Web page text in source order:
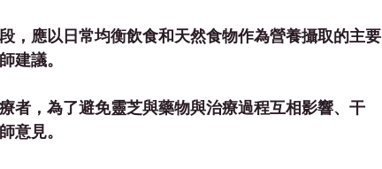
，應以日常均衡飲食和天然食物作為營養攝取的主要
建議。
者，為了避免靈芝與藥物與治療過程互相影響、干
意見。